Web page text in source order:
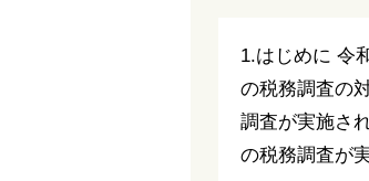
1.はじめに 令
の税務調査の
調査が実施さ
の税務調査が